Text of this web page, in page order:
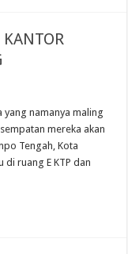
yang namanya maling
mereka akan
Tengah, Kota
ruang E KTP dan